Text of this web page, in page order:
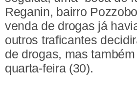
Reganin, bairro
venda de drogas já
outros traficantes
de drogas, mas
quarta-feira (30).